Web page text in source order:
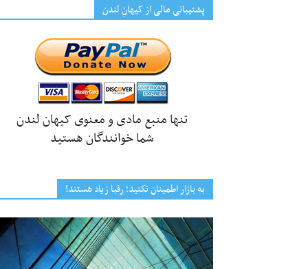
پشتیبانی مالی از کیهانِ لندن
تنها منبع مادی و معنوی کیهان لندن
شما خوانندگان هستید
به بازار اطمینان نکنید؛ رقبا زیاد هستند!